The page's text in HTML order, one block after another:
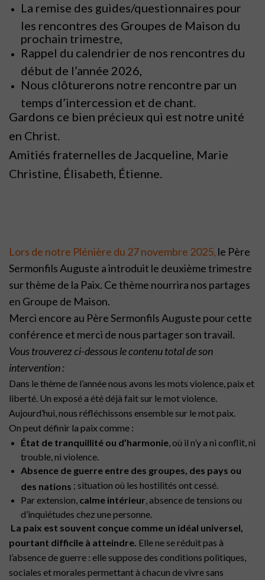
La remise des guides/questionnaires pour
les rencontres des Groupes de Maison du
prochain trimestre,
Rappel du calendrier de nos rencontres du
début de l’année 2026,
Nous clôturerons notre rencontre par un
temps d’intercession et de chant.
Gardons ce bien précieux qui est notre unité
en Christ.
Amitiés fraternelles de Jacqueline, Marie
Christine, Élisabeth, Étienne.
Lors de notre Plénière du 27 novembre 2025, le Père
Sermonfils Auguste a introduit le deuxième trimestre
sur thème de la Paix. Ce thème nourrira nos partages
en Groupe de Maison.
Merci encore au Père Sermonfils Auguste pour cette
conférence et merci de nous partager son travail.
Vous trouverez ci-dessous le contenu total de son
intervention :
Dans le thème de l’année nous avons les mots violence, paix et
liberté. Un exposé a été déjà fait sur le mot violence.
Aujourd’hui, nous réfléchissons ensemble sur le mot paix.
On peut définir la paix comme :
État de tranquillité ou d’harmonie, où il n’y a ni conflit, ni
trouble, ni violence.
Absence de guerre entre des groupes, des pays ou
des nations ; situation où les hostilités ont cessé.
Par extension, calme intérieur, absence de tensions ou
d’inquiétudes chez une personne.
La paix est souvent conçue comme un idéal universel,
pourtant difficile à atteindre. Elle ne se réduit pas à
l’absence de guerre : elle suppose des conditions politiques,
sociales et morales permettant à chacun de vivre sans